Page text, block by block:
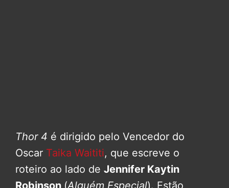
Thor 4 é dirigido pelo Vencedor do
Oscar Taika Waititi, que escreve o
roteiro ao lado de Jennifer Kaytin
Robinson (Alguém Especial). Estão